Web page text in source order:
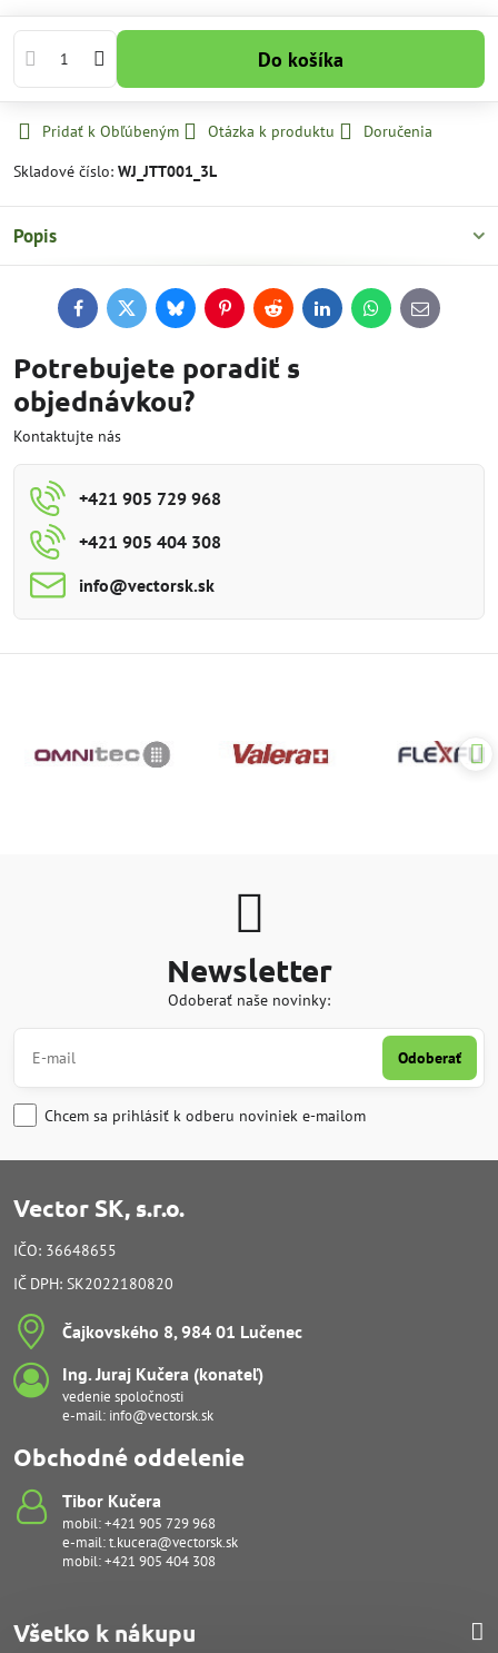
Do košíka
Pridať k Obľúbeným Otázka k produktu
Doručenia
Skladové číslo: WJ_JTT001_3L
Popis
FacebookTwitterBlueskyPinterestReddit LinkedInWhatsApp
E-
mail
Potrebujete poradiť s
objednávkou?
Kontaktujte nás
+421 905 729 968
+421 905 404 308
info​@vectorsk​.sk
Newsletter
Odoberať naše novinky:
Odoberať
Chcem sa prihlásiť k odberu noviniek e-mailom
Vector SK, s.r.o.
IČO: 36648655
IČ DPH: SK2022180820
Čajkovského 8, 984 01 Lučenec
Ing​. Juraj Kučera (konateľ)
vedenie spoločnosti
e-mail: info@vectorsk.sk
Obchodné oddelenie
Tibor Kučera
mobil:+421 905 729 968
e-mail:t.kucera@vectorsk.sk
mobil:+421 905 404 308
Všetko k nákupu